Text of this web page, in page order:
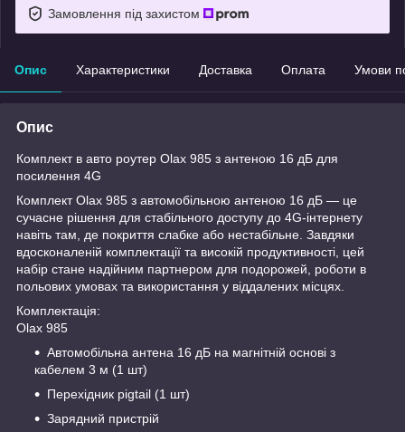
Замовлення під захистом
Опис Характеристики Доставка Оплата Умови
Опис
Комплект в авто роутер Olax 985 з антеною 16 дБ для
посилення 4G
Комплект Olax 985 з автомобільною антеною 16 дБ — це
сучасне рішення для стабільного доступу до 4G-інтернету
навіть там, де покриття слабке або нестабільне. Завдяки
вдосконаленій комплектації та високій продуктивності, цей
набір стане надійним партнером для подорожей, роботи в
польових умовах та використання у віддалених місцях.
Комплектація:
Olax 985
Автомобільна антена 16 дБ на магнітній основі з
кабелем 3 м (1 шт)
Перехідник pigtail (1 шт)
Зарядний пристрій